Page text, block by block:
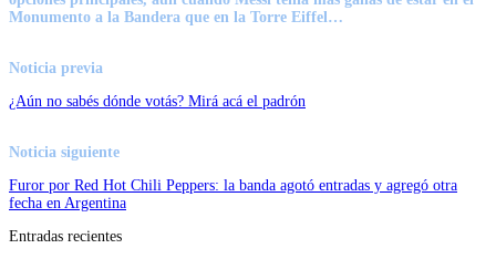
Monumento a la Bandera que en la Torre Eiffel…
Noticia previa
¿Aún no sabés dónde votás? Mirá acá el padrón
Noticia siguiente
Furor por Red Hot Chili Peppers: la banda agotó entradas y agregó otra
fecha en Argentina
Entradas recientes